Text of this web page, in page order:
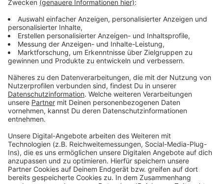
Wir benötigen Ihre
Zustimmung, um den YouTube
Video-Service zu laden!
Wir verwenden einen Service eines
Drittanbieters, um Videoinhalte
Daten zu Ihren Aktivitäten
sammeln. Bitte lesen Sie die
Details durch und stimmen Sie der
Nutzung des Service zu, um dieses
Mehr Informationen
Akzeptieren
Fünf für Rea Garvey
Anzeige